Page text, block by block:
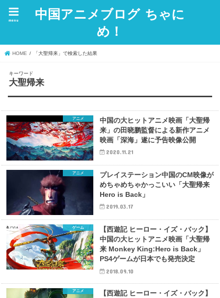
中国アニメブログ ちゃに
め！
menu
HOME 「大聖帰来」で検索した結果
キーワード
大聖帰来
アニメ
中国の大ヒットアニメ映画「大聖帰
来」の田晓鹏監督による新作アニメ
映画「深海」遂に予告映像公開
2020.11.21
アニメ
プレイステーション中国のCM映像が
めちゃめちゃかっこいい「大聖帰来
Hero is Back」
2019.03.17
ゲーム
【西遊記 ヒーロー・イズ・バック】
中国の大ヒットアニメ映画「大聖帰
来 Monkey King:Hero is Back」
PS4ゲームが日本でも発売決定
2018.09.10
アニメ
【西遊記 ヒーロー・イズ・バック】